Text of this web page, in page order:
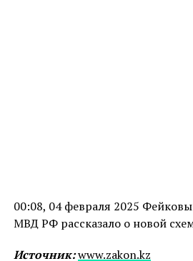
00:08, 04 февраля 2025
МВД РФ рассказало о новой
Источник:www.zakon.kz